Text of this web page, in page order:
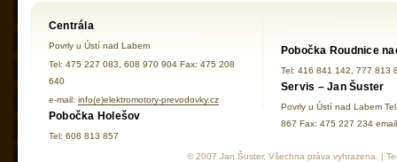
Centrála
Povrly u Ústí nad Labem
Tel: 475 227 083, 608 970 904 Fax: 475 208
640
e-mail: info(e)elektromotory-prevodovky.cz
Pobočka Holešov
Tel: 608 813 857
Pobočka Roudnice
Tel: 416 841 142, 777 813
Servis – Jan Šuster
Povrly u Ústí nad Labem
867 Fax: 475 227 234
© 2007 Jan Šuster, Všechna práva vyhrazena. |